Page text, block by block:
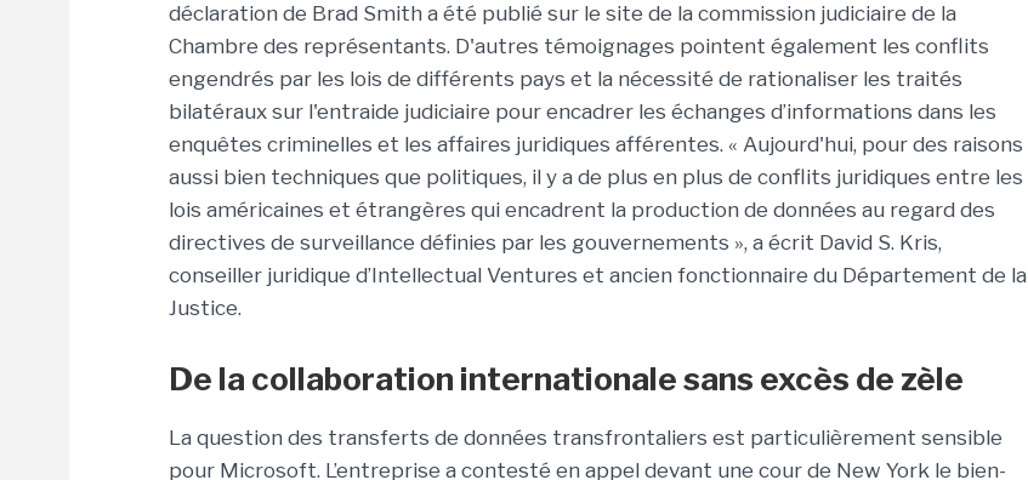
déclaration de Brad Smith a été publié sur le site de la commission judiciaire de la
Chambre des représentants. D'autres témoignages pointent également les conflits
engendrés par les lois de différents pays et la nécessité de rationaliser les traités
bilatéraux sur l'entraide judiciaire pour encadrer les échanges d’informations dans les
enquêtes criminelles et les affaires juridiques afférentes. « Aujourd'hui, pour des raisons
aussi bien techniques que politiques, il y a de plus en plus de conflits juridiques entre les
lois américaines et étrangères qui encadrent la production de données au regard des
directives de surveillance définies par les gouvernements », a écrit David S. Kris,
conseiller juridique d’Intellectual Ventures et ancien fonctionnaire du Département de la
Justice.
De la collaboration internationale sans excès de zèle
La question des transferts de données transfrontaliers est particulièrement sensible
pour Microsoft. L’entreprise a contesté en appel devant une cour de New York le bien-